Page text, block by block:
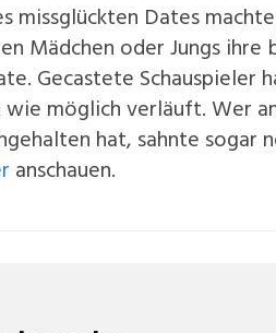
missglückten Dates
Mädchen oder Jungs
Gecastete Schauspieler
wie möglich verläuft. Wer
hat, sahnte sogar
anschauen.